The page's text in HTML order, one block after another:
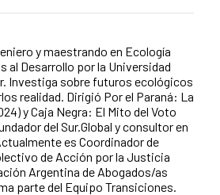
y maestrando en Ecología
al Desarrollo por la Universidad
Investiga sobre futuros ecológicos
realidad. Dirigió Por el Paraná: La
y Caja Negra: El Mito del Voto
del Sur.Global y consultor en
es Coordinador de
de Acción por la Justicia
Argentina de Abogados/as
parte del Equipo Transiciones.